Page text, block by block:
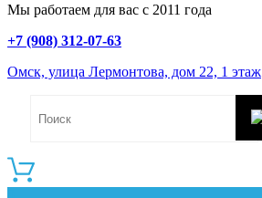
Мы работаем для вас с 2011 года
+7 (908) 312-07-63
Омск, улица Лермонтова, дом 22, 1 этаж